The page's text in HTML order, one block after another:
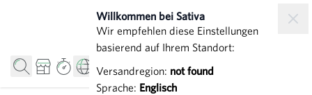
Willkommen bei Sativa
Wir empfehlen diese Einstellungen
basierend auf Ihrem Standort:
Versandregion: not found
Sprache: Englisch